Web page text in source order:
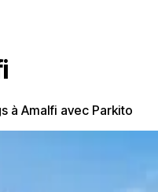
à Amalfi avec Parkito